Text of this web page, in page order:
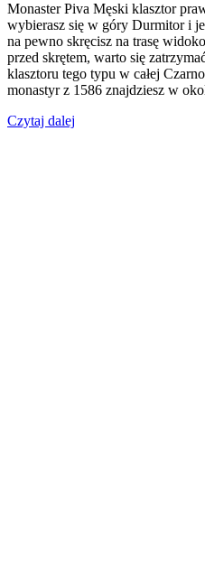
Monaster Piva Męski klasztor
wybierasz się w góry Durmitor i
na pewno skręcisz na trasę
przed skrętem, warto się
klasztoru tego typu w całej
monastyr z 1586 znajdziesz w
Czytaj dalej